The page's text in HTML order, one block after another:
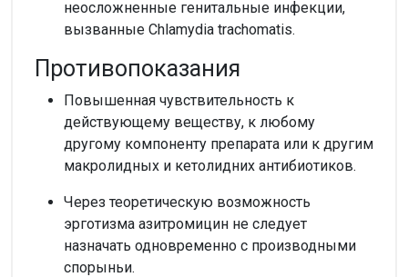
неосложненные генитальные инфекции,
вызванные Chlamydia trachomatis.
Противопоказания
Повышенная чувствительность к
действующему веществу, к любому
другому компоненту препарата или к другим
макролидных и кетолидних антибиотиков.
Через теоретическую возможность
эрготизма азитромицин не следует
назначать одновременно с производными
спорыньи.